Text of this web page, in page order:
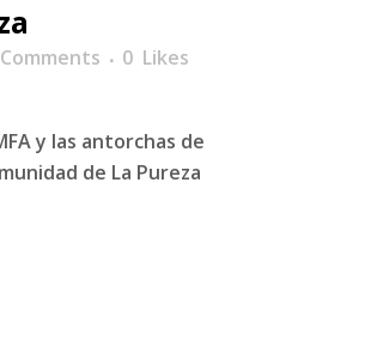
0 Likes
y las antorchas de
de La Pureza